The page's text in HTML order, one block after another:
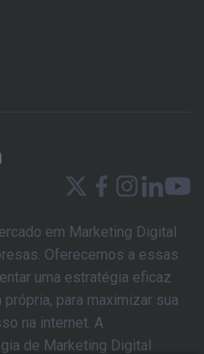
em Marketing Digital
Oferecemos a essas
uma estratégia eficaz
para maximizar sua
na internet. A
de Marketing Digital